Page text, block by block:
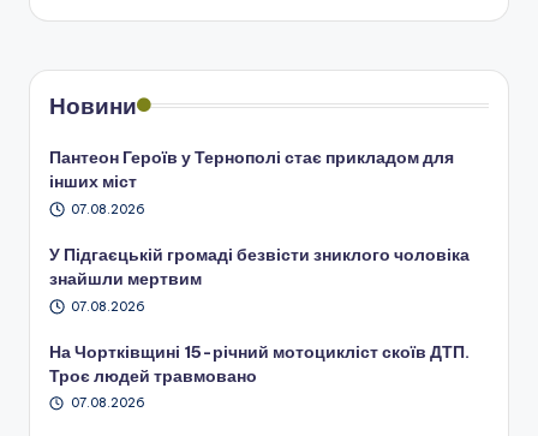
Новини
Пантеон Героїв у Тернополі стає прикладом для
інших міст
07.08.2026
У Підгаєцькій громаді безвісти зниклого чоловіка
знайшли мертвим
07.08.2026
На Чортківщині 15-річний мотоцикліст скоїв ДТП.
Троє людей травмовано
07.08.2026